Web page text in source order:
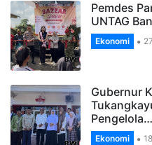
Pemdes
UNTAG
Ekonomi
Gubernur
Pengelola…
Ekonomi